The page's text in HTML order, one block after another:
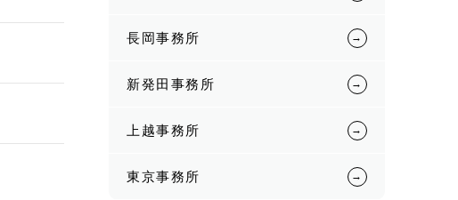
長岡事務所
新発田事務所
上越事務所
東京事務所